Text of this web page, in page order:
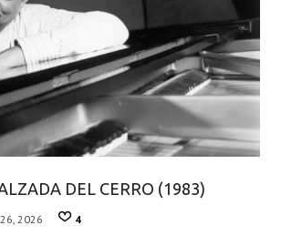
DEL CERRO (1983)
26, 2026 4